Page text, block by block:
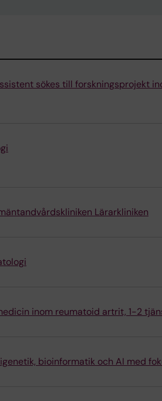
sökes till forskningsprojekt
Lärarkliniken
inom reumatoid artrit, 1-2
bioinformatik och AI med